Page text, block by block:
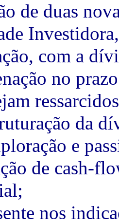
de duas
com a
no
da
e
de cash-
nos